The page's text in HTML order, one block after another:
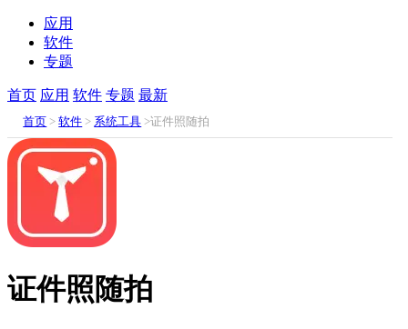
应用
软件
专题
首页 应用 软件 专题 最新
首页 >软件 > 系统工具 >证件照随拍
证件照随拍